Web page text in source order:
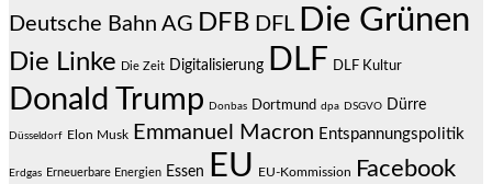
Deutsche Bahn AG DFB DFL Die Grünen
Die Linke Die Zeit Digitalisierung DLF DLF Kultur
Donald Trump Donbas Dortmund dpa DSGVO Dürre
Düsseldorf Elon Musk Emmanuel Macron Entspannungspolitik
Erdgas Erneuerbare Energien Essen EU EU-Kommission
Facebook